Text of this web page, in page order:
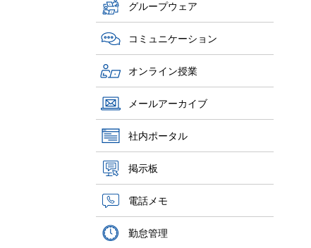
グループウェア
コミュニケーション
オンライン授業
メールアーカイブ
社内ポータル
掲示板
電話メモ
勤怠管理